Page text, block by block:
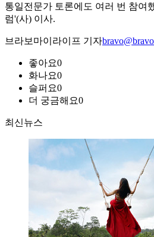
통일전문가 토론에도 여러 번 참여
럼'(사) 이사.
브라보마이라이프 기자
좋아요0
화나요0
슬퍼요0
더 궁금해요0
최신뉴스